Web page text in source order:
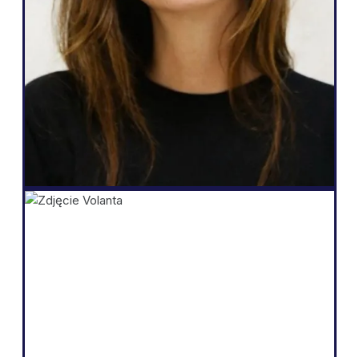
nad ich stroną internetową, generowanie
większej liczby potencjalnych klientów i
możliwość zrobienia tego wszystkiego za
pomocą zaledwie kilku kliknięć".
Salomé Amar
Założyciel